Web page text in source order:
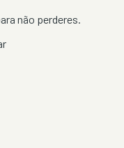
não perderes.